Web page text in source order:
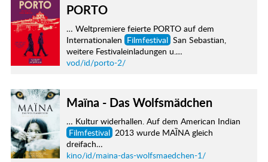
PORTO
… Weltpremiere feierte PORTO auf dem
Internationalen Filmfestival San Sebastian,
weitere Festivaleinladungen u.…
vod/id/porto-2/
Maïna - Das Wolfsmädchen
… Kultur widerhallen. Auf dem American Indian
Filmfestival 2013 wurde MAȈNA gleich
dreifach…
kino/id/maina-das-wolfsmaedchen-1/